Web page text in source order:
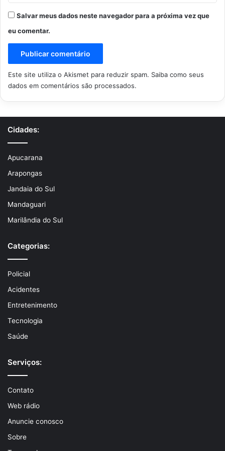
Salvar meus dados neste navegador para a próxima vez que
eu comentar.
Este site utiliza o Akismet para reduzir spam. Saiba como seus
dados em comentários são processados.
Cidades:
Apucarana
Arapongas
Jandaia do Sul
Mandaguari
Marilândia do Sul
Categorias:
Policial
Acidentes
Entretenimento
Tecnologia
Saúde
Serviços:
Contato
Web rádio
Anuncie conosco
Sobre